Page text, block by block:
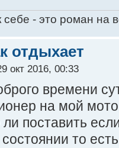
себе - это роман на
отдыхает
окт 2016, 00:33
времени
на мой
поставить
то